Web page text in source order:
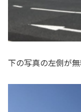
下の写真の左側が